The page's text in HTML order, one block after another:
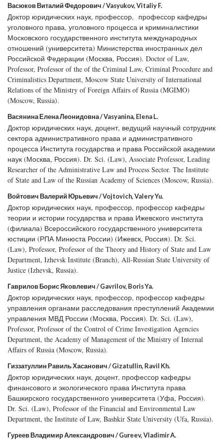
Васюков Виталий Федорович / Vasyukov, Vitaliy F.
Доктор юридических наук, профессор, профессор кафедры
уголовного права, уголовного процесса и криминалистики
Московского государственного института международных
отношений (университета) Министерства иностранных дел
Российской Федерации (Москва, Россия). Doctor of Law,
Professor, Professor of the of the Criminal Law, Criminal Procedure and
Criminalistics Department, Moscow State University of International
Relations of the Ministry of Foreign Affairs of Russia (MGIMO)
(Moscow, Russia).
Васянина Елена Леонидовна / Vasyanina, Elena L.
Доктор юридических наук, доцент, ведущий научный сотрудник
сектора административного права и административного
процесса Института государства и права Российской академии
наук (Москва, Россия). Dr. Sci. (Law), Associate Professor, Leading
Researcher of the Administrative Law and Process Sector. The Institute
of State and Law of the Russian Academy of Sciences (Moscow, Russia).
Войтович Валерий Юрьевич / Vojtovich, Valery Yu.
Доктор юридических наук, профессор, профессор кафедры
теории и истории государства и права Ижевского института
(филиала) Всероссийского государственного университета
юстиции (РПА Минюста России) (Ижевск, Россия). Dr. Sci.
(Law), Professor, Professor of the Theory and History of State and Law
Department, Izhevsk Institute (Branch), All-Russian State University of
Justice (Izhevsk, Russia).
Гаврилов Борис Яковлевич / Gavrilov, Boris Ya.
Доктор юридических наук, профессор, профессор кафедры
управления органами расследования преступлений Академии
управления МВД России (Москва, Россия). Dr. Sci. (Law),
Professor, Professor of the Control of Crime Investigation Agencies
Department, the Academy of Management of the Ministry of Internal
Affairs of Russia (Moscow, Russia).
Гиззатуллин Равиль Хасанович / Gizatullin, Ravil Kh.
Доктор юридических наук, доцент, профессор кафедры
финансового и экологического права Института права
Башкирского государственного университета (Уфа, Россия).
Dr. Sci. (Law), Professor of the Financial and Environmental Law
Department, the Institute of Law, Bashkir State University (Ufa, Russia).
Гуреев Владимир Александрович / Gureev, Vladimir A.